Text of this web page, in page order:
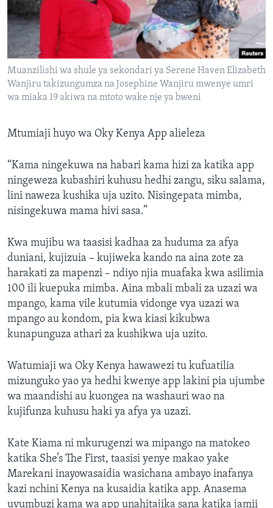
Muanzilishi wa shule ya sekondari ya Serene Haven Elizabeth
Wanjiru takizungumza na Josephine Wanjiru mwenye umri
wa miaka 19 akiwa na mtoto wake nje ya bweni
Mtumiaji huyo wa Oky Kenya App alieleza
“Kama ningekuwa na habari kama hizi za katika app
ningeweza kubashiri kuhusu hedhi zangu, siku salama,
lini naweza kushika uja uzito. Nisingepata mimba,
nisingekuwa mama hivi sasa.”
Kwa mujibu wa taasisi kadhaa za huduma za afya
duniani, kujizuia – kujiweka kando na aina zote za
harakati za mapenzi – ndiyo njia muafaka kwa asilimia
100 ili kuepuka mimba. Aina mbali mbali za uzazi wa
mpango, kama vile kutumia vidonge vya uzazi wa
mpango au kondom, pia kwa kiasi kikubwa
kunapunguza athari za kushikwa uja uzito.
Watumiaji wa Oky Kenya hawawezi tu kufuatilia
mizunguko yao ya hedhi kwenye app lakini pia ujumbe
wa maandishi au kuongea na washauri wao na
kujifunza kuhusu haki ya afya ya uzazi.
Kate Kiama ni mkurugenzi wa mipango na matokeo
katika She’s The First, taasisi yenye makao yake
Marekani inayowasaidia wasichana ambayo inafanya
kazi nchini Kenya na kusaidia katika app. Anasema
uvumbuzi kama wa app unahitajika sana katika jamii